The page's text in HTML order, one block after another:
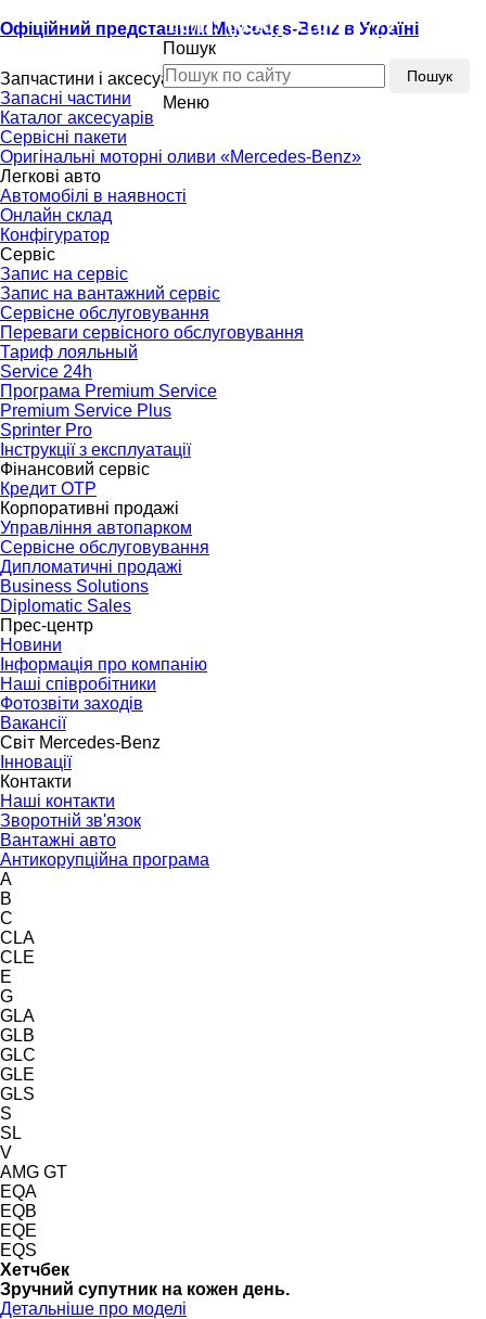
Офіційний представник Mercedes-Benz в Україні
Тел.:(096) 510-77-77
Пошук
Пошук
Меню
(096) 510-77-77
Запчастини і аксесуари
Запасні частини
Каталог аксесуарів
Сервісні пакети
Оригінальні моторні оливи «Mercedes-Benz»
Легкові авто
Автомобілі в наявності
Онлайн склад
Конфігуратор
Сервіс
Запис на сервіс
Запис на вантажний сервіс
Сервісне обслуговування
Переваги сервісного обслуговування
Тариф лояльный
Service 24h
Програма Premium Service
Premium Service Plus
Sprinter Pro
Інструкції з експлуатації
Фінансовий сервіс
Кредит OTP
Корпоративні продажі
Управління автопарком
Сервісне обслуговування
Дипломатичні продажі
Business Solutions
Diplomatic Sales
Прес-центр
Новини
Інформація про компанію
Наші співробітники
Фотозвіти заходів
Вакансії
Світ Mercedes-Benz
Інновації
Контакти
Наші контакти
Зворотній зв'язок
Вантажні авто
Антикорупційна програма
A
B
C
CLA
CLE
E
G
GLA
GLB
GLC
GLE
GLS
S
SL
V
AMG GT
EQA
EQB
EQE
EQS
Хетчбек
Зручний супутник на кожен день.
Детальніше про моделі